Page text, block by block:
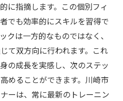
に指摘します。この個別フィ
でも効率的にスキルを習得で
クは一方的なものではなく、
て双方向に行われます。これ
の成長を実感し、次のステッ
めることができます。川崎市
ーは、常に最新のトレーニン